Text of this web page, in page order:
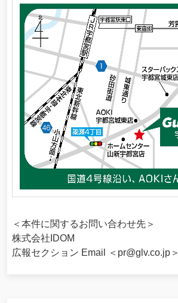
＜本件に関するお問い合わせ先＞
株式会社IDOM
広報セクション Email ＜pr@glv.co.jp＞